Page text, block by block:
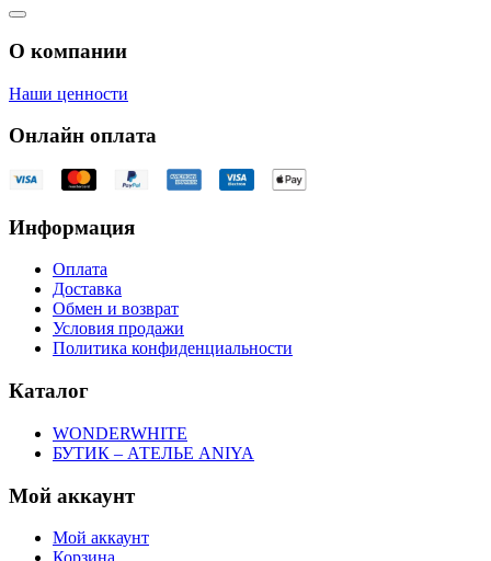
О компании
Наши ценности
Онлайн оплата
Информация
Оплата
Доставка
Обмен и возврат
Условия продажи
Политика конфиденциальности
Каталог
WONDERWHITE
БУТИК – АТЕЛЬЕ ANIYA
Мой аккаунт
Мой аккаунт